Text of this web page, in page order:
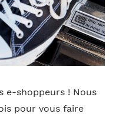
e-shoppeurs ! Nous
pour vous faire